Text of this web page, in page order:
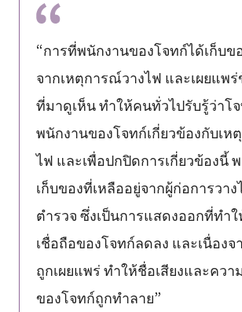
“การที่พนักงานของโจทก์ได้เก็บข
จากเหตุการณ์วางไฟ และเผยแพ
ที่มาดูเห็น ทำให้คนทั่วไปรับรู้ว่าโ
พนักงานของโจทก์เกี่ยวข้องกับเห
ไฟ และเพื่อปกปิดการเกี่ยวข้องนี้
เก็บของที่เหลืออยู่จากผู้ก่อการวา
ตำรวจ ซึ่งเป็นการแสดงออกที่ทำ
เชื่อถือของโจทก์ลดลง และเนื่อง
ถูกเผยแพร่ ทำให้ชื่อเสียงและควา
ของโจทก์ถูกทำลาย”